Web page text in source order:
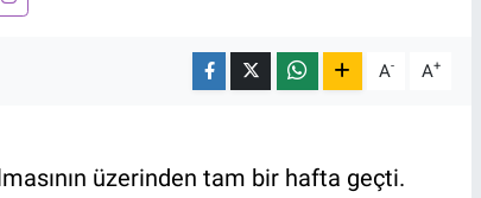
A- A+
üzerinden tam bir hafta geçti.